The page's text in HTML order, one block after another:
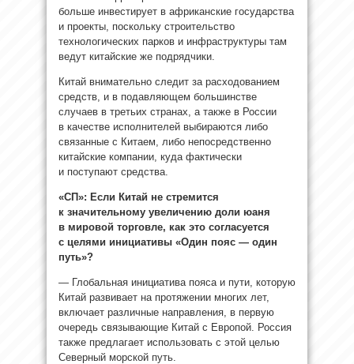
больше инвестирует в африканские государства
и проекты, поскольку строительство
технологических парков и инфраструктуры там
ведут китайские же подрядчики.
Китай внимательно следит за расходованием
средств, и в подавляющем большинстве
случаев в третьих странах, а также в России
в качестве исполнителей выбираются либо
связанные с Китаем, либо непосредственно
китайские компании, куда фактически
и поступают средства.
«СП»: Если Китай не стремится
к значительному увеличению доли юаня
в мировой торговле, как это согласуется
с целями инициативы «Один пояс — один
путь»?
— Глобальная инициатива пояса и пути, которую
Китай развивает на протяжении многих лет,
включает различные направления, в первую
очередь связывающие Китай с Европой. Россия
также предлагает использовать с этой целью
Северный морской путь.